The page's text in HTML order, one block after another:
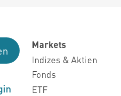
Markets
Indizes & Aktien
Fonds
ETF